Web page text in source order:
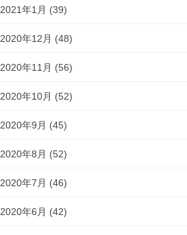
2021年1月 (39)
2020年12月 (48)
2020年11月 (56)
2020年10月 (52)
2020年9月 (45)
2020年8月 (52)
2020年7月 (46)
2020年6月 (42)